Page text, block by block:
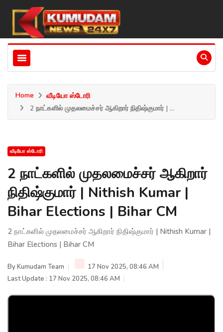
Home
வீடியோ ஸ்டோரி
2 நாட்களில் முதலமைச்சர் ஆகிறார் நிதிஷ்குமார் | ...
வீடியோ ஸ்டோரி
2 நாட்களில் முதலமைச்சர் ஆகிறார்
நிதிஷ்குமார் | Nithish Kumar |
Bihar Elections | Bihar CM
2 நாட்களில் முதலமைச்சர் ஆகிறார் நிதிஷ்குமார் | Nithish Kumar |
Bihar Elections | Bihar CM
ByKumudam Team
17 Nov 2025, 08:46 AM
Last Update : 17 Nov 2025, 08:46 AM